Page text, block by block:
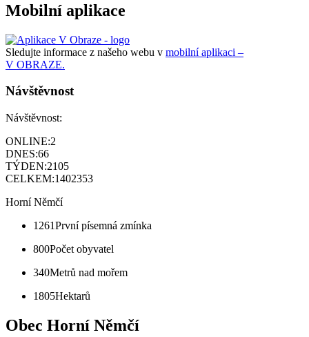
Mobilní aplikace
Sledujte informace z našeho webu v mobilní aplikaci –
V OBRAZE.
Návštěvnost
Návštěvnost:
ONLINE:2
DNES:66
TÝDEN:2105
CELKEM:1402353
Horní Němčí
1261První písemná zmínka
800Počet obyvatel
340Metrů nad mořem
1805Hektarů
Obec Horní Němčí